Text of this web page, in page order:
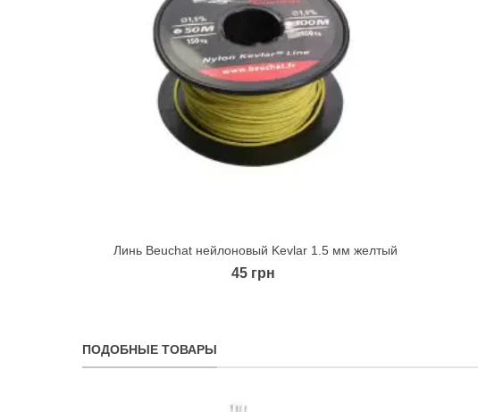
Quick view
Линь Beuchat нейлоновый Kevlar 1.5 мм желтый
45 грн
ПОДОБНЫЕ ТОВАРЫ